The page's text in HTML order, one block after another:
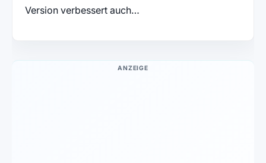
Version verbessert auch…
ANZEIGE